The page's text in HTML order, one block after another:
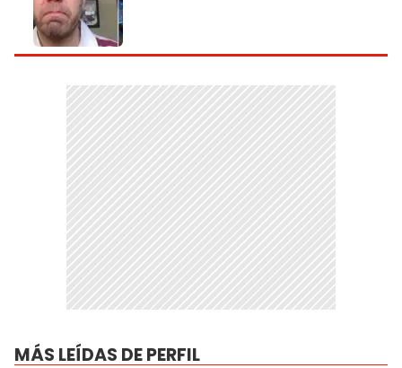
MÁS LEÍDAS DE PERFIL